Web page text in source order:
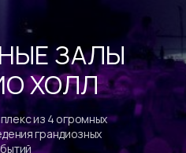
ЗАЛЫ
ХОЛЛ
из 4 огромных
грандиозных